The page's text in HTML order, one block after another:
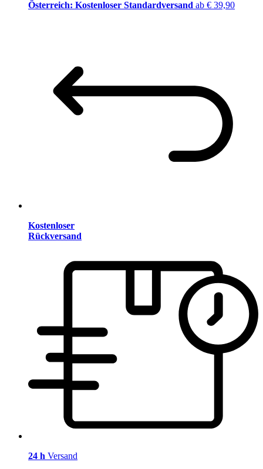
Österreich: Kostenloser Standardversand ab € 39,90
Kostenloser
Rückversand
24 h Versand